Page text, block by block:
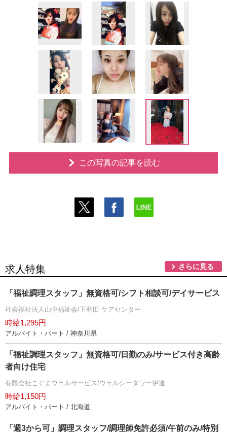
この写真の記事を読む
求人特集 さらに見る
「福祉調理スタッフ」無資格可/シフト相談可/デイサービス
社会福祉法人山中福祉会/下和田 ケアセンター
時給1,295円
アルバイト・パート / 神奈川県
「福祉調理スタッフ」無資格可/日勤のみ/サービス付き高齢
者向け住宅
有限会社こぐまウェルサービス/ウェルシータワー伊達
時給1,150円
アルバイト・パート / 北海道
「週3から可」調理スタッフ/調理師免許必須/午前のみ/特別